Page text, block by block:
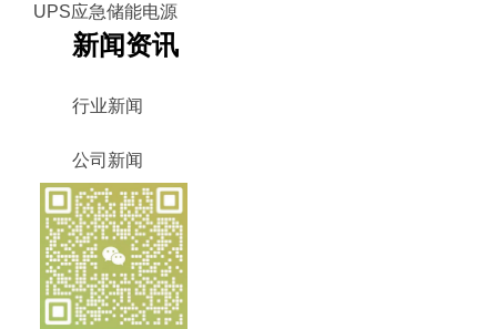
UPS应急储能电源
新闻资讯
行业新闻
公司新闻